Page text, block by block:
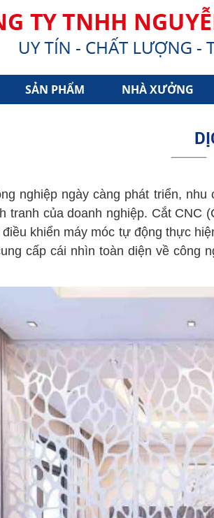
SẢN PHẨM NHÀ XƯỞNG
nghiệp ngày càng phát triển,
tranh của doanh nghiệp. Cắt
khiển máy móc tự động thực
cấp cái nhìn toàn diện về